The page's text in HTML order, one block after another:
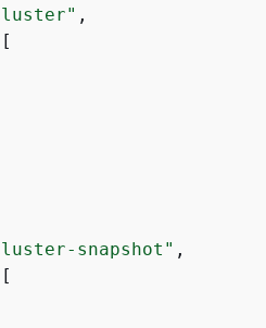
,
snapshot" ,